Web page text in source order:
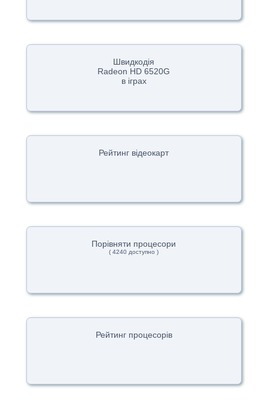
Швидкодія
Radeon HD 6520G
в іграх
Рейтинг відеокарт
Порівняти процесори
( 4240 доступно )
Рейтинг процесорів